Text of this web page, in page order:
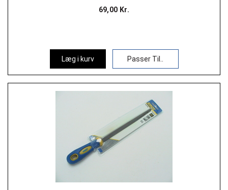
69,00 Kr.
Læg i kurv Passer Til..